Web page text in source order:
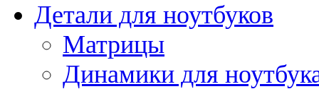
Детали для ноутбуков
Матрицы
Динамики для